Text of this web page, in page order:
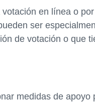
en línea o
ser
de votación o que
medidas de